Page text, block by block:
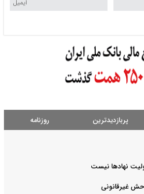
پربازدیدترین روزنامه
نهادها نیست
غیرقانونی